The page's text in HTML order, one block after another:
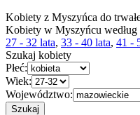
Kobiety z Myszyńca do
Kobiety w Myszyńcu według
27 - 32 lata, 33 - 40 lata, 41 -
Szukaj kobiety
Płeć:
Wiek:
Województwo: